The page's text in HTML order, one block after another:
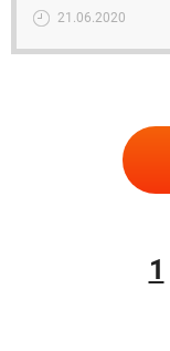
21.06.2020
1